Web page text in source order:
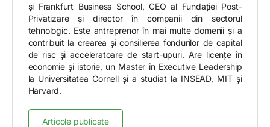
și Frankfurt Business School, CEO al Fundației Post-
Privatizare și director în companii din sectorul
tehnologic. Este antreprenor în mai multe domenii și a
contribuit la crearea și consilierea fondurilor de capital
de risc și acceleratoare de start-upuri. Are licențe în
economie și istorie, un Master în Executive Leadership
la Universitatea Cornell și a studiat la INSEAD, MIT și
Harvard.
Articole publicate